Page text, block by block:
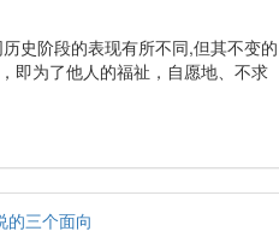
史阶段的表现有所不同,但其不变的
即为了他人的福祉，自愿地、不求
的三个面向